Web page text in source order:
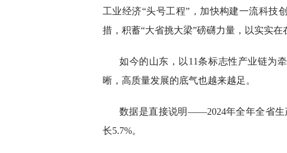
工业经济“头号工程”，加快构建一流科技
措，积蓄“大省挑大梁”磅礴力量，以实实在
如今的山东，以11条标志性产业链为
晰，高质量发展的底气也越来越足。
数据是直接说明——2024年全年全省生
长5.7%。